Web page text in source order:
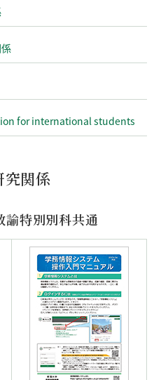
for international students
関係
諭特別別科共通